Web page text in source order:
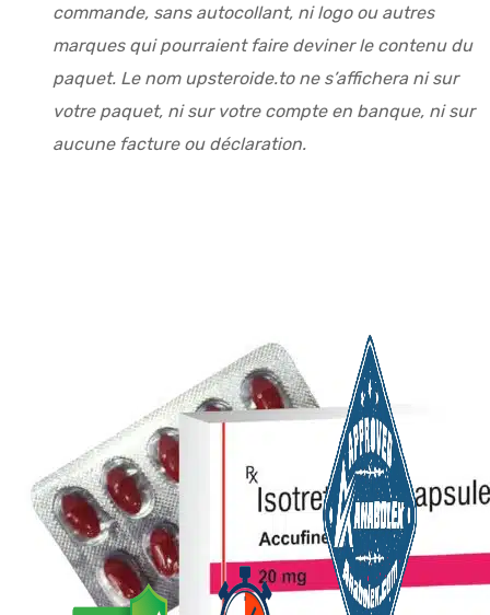
commande, sans autocollant, ni logo ou autres
marques qui pourraient faire deviner le contenu du
paquet. Le nom upsteroide.to ne s’affichera ni sur
votre paquet, ni sur votre compte en banque, ni sur
aucune facture ou déclaration.